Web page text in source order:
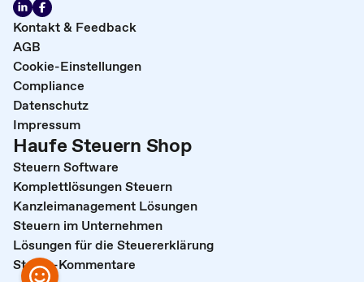
Kontakt & Feedback
AGB
Cookie-Einstellungen
Compliance
Datenschutz
Impressum
Haufe Steuern Shop
Steuern Software
Komplettlösungen Steuern
Kanzleimanagement Lösungen
Steuern im Unternehmen
Lösungen für die Steuererklärung
Steuer-Kommentare